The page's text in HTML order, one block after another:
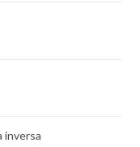
inversa